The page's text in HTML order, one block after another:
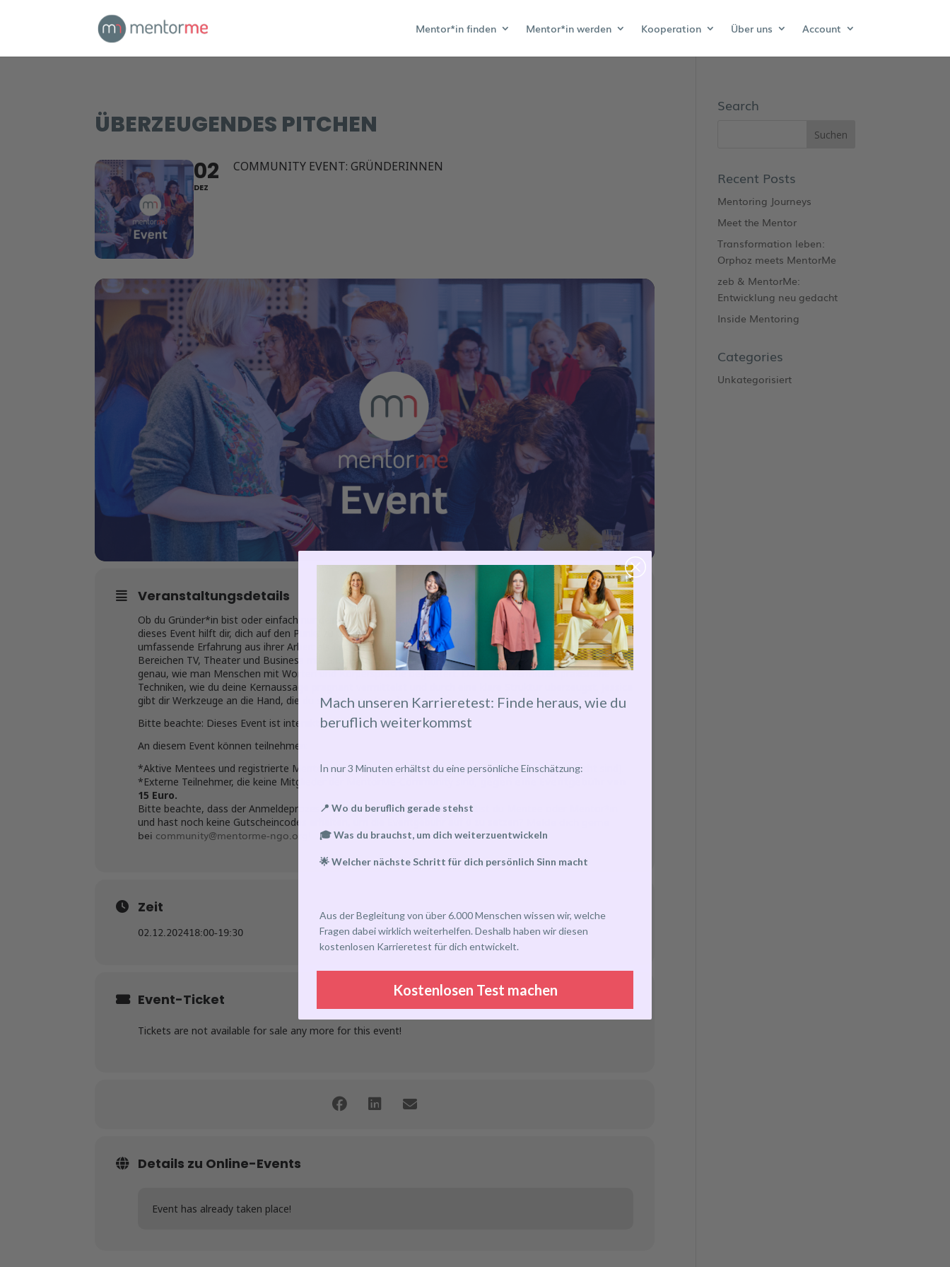
Mentor*in finden Mentor*in werden Kooperation Über uns Account
ÜBERZEUGENDES PITCHEN
02
DEZ
COMMUNITY EVENT: GRÜNDERINNEN
Veranstaltungsdetails
Ob du Gründer*in bist oder einfach nur deine Kommunikationsfähigkeiten im Job verbessern möchtest –
dieses Event hilft dir, dich auf den Punkt zu präsentieren. Unser Expertin
Jessica Reyes Rodriguezbringt
umfassende Erfahrung aus ihrer Arbeit als Präsentationsberaterin und professionelle Sprecherin in den
Bereichen TV, Theater und Business mit. Sie hat bereits auf der Bühne große Erfolge gefeiert und weiß
genau, wie man Menschen mit Worten und Körpersprache begeistert. Das Event vermittelt praxisnahe
Techniken, wie du deine Kernaussage prägnant vermittelst und durch eine klare Struktur überzeugst. Jessica
gibt dir Werkzeuge an die Hand, die du sofort umsetzen kannst.
Bitte beachte: Dieses Event ist interaktiv
An diesem Event können teilnehmen:
*Aktive Mentees und registrierte Mentorinnen (einschließlich Mentorinnen, die noch nicht gematcht sind).
*Externe Teilnehmer, die keine Mitglieder der MentorMe-Community sind,
15 Euro.
Bitte beachte, dass der Anmeldeprozess für die Events geändert wurde. Bist du Mentee oder Mentor*in
und hast noch keine Gutscheincodes erhalten, um die Eventgebühr auf 0 zu setzen?
bei community@mentorme-ngo.org
Zeit
02.12.202418:00-19:30
Event-Ticket
Tickets are not available for sale any more for this event!
Details zu Online-Events
Event has already taken place!
Search
Recent Posts
Mentoring Journeys
Meet the Mentor
Transformation leben:
Orphoz meets MentorMe
zeb & MentorMe:
Entwicklung neu gedacht
Inside Mentoring
Categories
Unkategorisiert
Mach unseren Karrieretest: Finde heraus, wie du
beruflich weiterkommst
In nur 3 Minuten erhältst du eine persönliche Einschätzung:
📍 Wo du beruflich gerade stehst
🎓 Was du brauchst, um dich weiterzuentwickeln
🌟 Welcher nächste Schritt für dich persönlich Sinn macht
Aus der Begleitung von über 6.000 Menschen wissen wir, welche
Fragen dabei wirklich weiterhelfen. Deshalb haben wir diesen
kostenlosen Karrieretest für dich entwickelt.
Kostenlosen Test machen